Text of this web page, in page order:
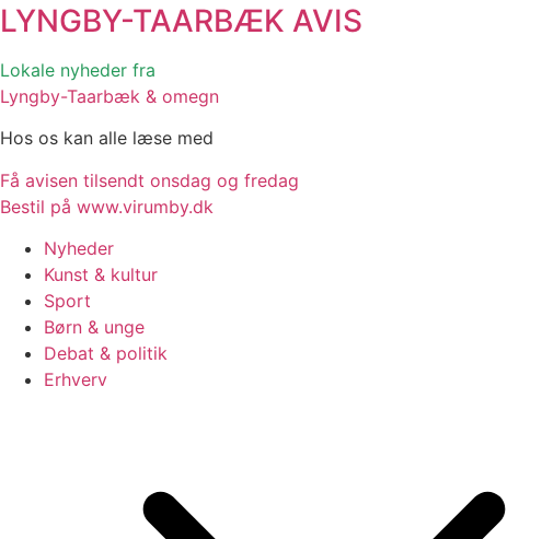
LYNGBY-TAARBÆK AVIS
Lokale nyheder fra
Lyngby-Taarbæk & omegn
Hos os kan alle læse med
Få avisen tilsendt onsdag og fredag
Bestil på www.virumby.dk
Nyheder
Kunst & kultur
Sport
Børn & unge
Debat & politik
Erhverv